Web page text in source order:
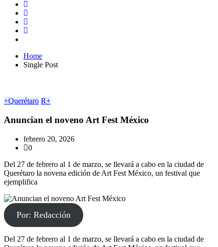
Home
Single Post
+Querétaro R+
Anuncian el noveno Art Fest México
febrero 20, 2026
0
Del 27 de febrero al 1 de marzo, se llevará a cabo en la ciudad de
Querétaro la novena edición de Art Fest México, un festival que
ejemplifica
Por: Redacción
Del 27 de febrero al 1 de marzo, se llevará a cabo en la ciudad de